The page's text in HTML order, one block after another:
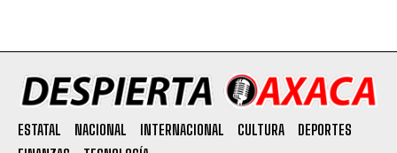
ESTATAL NACIONAL INTERNACIONAL CULTURA
DEPORTES